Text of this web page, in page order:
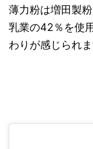
薄力粉は増田製
乳業の42％を使
わりが感じられま